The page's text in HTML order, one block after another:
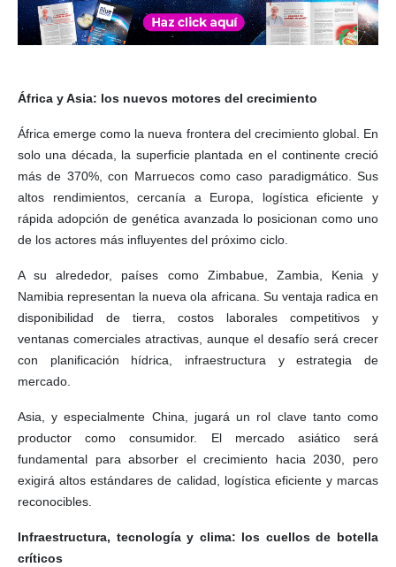
África y Asia: los nuevos motores del crecimiento
África emerge como la nueva frontera del crecimiento global. En
solo una década, la superficie plantada en el continente creció
más de 370%, con Marruecos como caso paradigmático. Sus
altos rendimientos, cercanía a Europa, logística eficiente y
rápida adopción de genética avanzada lo posicionan como uno
de los actores más influyentes del próximo ciclo.
A su alrededor, países como Zimbabue, Zambia, Kenia y
Namibia representan la nueva ola africana. Su ventaja radica en
disponibilidad de tierra, costos laborales competitivos y
ventanas comerciales atractivas, aunque el desafío será crecer
con planificación hídrica, infraestructura y estrategia de
mercado.
Asia, y especialmente China, jugará un rol clave tanto como
productor como consumidor. El mercado asiático será
fundamental para absorber el crecimiento hacia 2030, pero
exigirá altos estándares de calidad, logística eficiente y marcas
reconocibles.
Infraestructura, tecnología y clima: los cuellos de botella
críticos